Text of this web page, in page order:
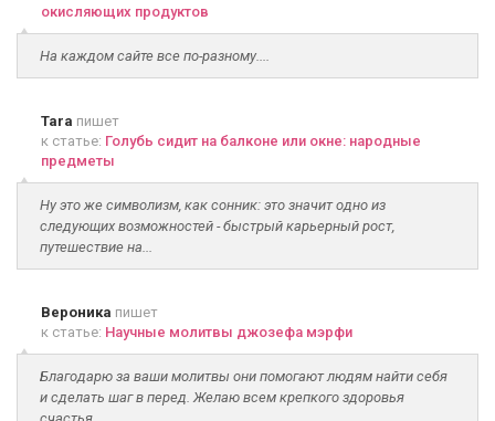
окисляющих продуктов
На каждом сайте все по-разному....
Tara пишет
к статье: Голубь сидит на балконе или окне: народные
предметы
Ну это же символизм, как сонник: это значит одно из
следующих возможностей - быстрый карьерный рост,
путешествие на...
Вероника пишет
к статье: Научные молитвы джозефа мэрфи
Благодарю за ваши молитвы они помогают людям найти себя
и сделать шаг в перед. Желаю всем крепкого здоровья